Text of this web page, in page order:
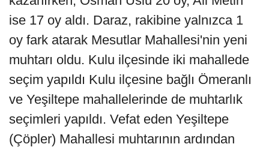
ise 17 oy aldı. Daraz, rakibine yalnızca 1
oy fark atarak Mesutlar Mahallesi'nin yeni
muhtarı oldu. Kulu ilçesinde iki mahallede
seçim yapıldı Kulu ilçesine bağlı Ömeranlı
ve Yeşiltepe mahallelerinde de muhtarlık
seçimleri yapıldı. Vefat eden Yeşiltepe
(Çöpler) Mahallesi muhtarının ardından